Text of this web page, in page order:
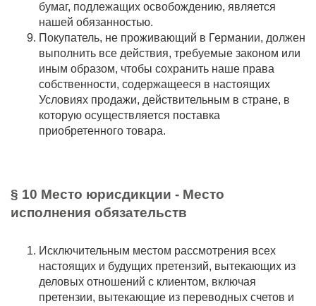
бумаг, подлежащих освобождению, является
нашей обязанностью.
Покупатель, не проживающий в Германии, должен
выполнить все действия, требуемые законом или
иным образом, чтобы сохранить наше права
собственности, содержащееся в настоящих
Условиях продажи, действительным в стране, в
которую осуществляется поставка
приобретенного товара.
§ 10 Место юрисдикции - Место
исполнения обязательств
Исключительным местом рассмотрения всех
настоящих и будущих претензий, вытекающих из
деловых отношений с клиентом, включая
претензии, вытекающие из переводных счетов и